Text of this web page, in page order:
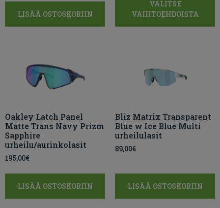
LISÄÄ OSTOSKORIIN
VALITSE
VAIHTOEHDOISTA
Oakley Latch Panel
Matte Trans Navy Prizm
Sapphire
urheilu/aurinkolasit
195,00€
LISÄÄ OSTOSKORIIN
Bliz Matrix Transparent
Blue w Ice Blue Multi
urheilulasit
89,00€
LISÄÄ OSTOSKORIIN